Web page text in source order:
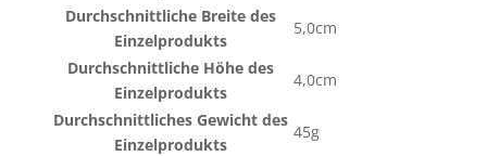
Durchschnittliche Breite des
Einzelprodukts
5,0cm
Durchschnittliche Höhe des
Einzelprodukts
4,0cm
Durchschnittliches Gewicht des
Einzelprodukts
45g